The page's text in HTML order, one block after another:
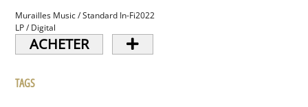
Murailles Music / Standard In-Fi2022
LP / Digital
ACHETER
TAGS